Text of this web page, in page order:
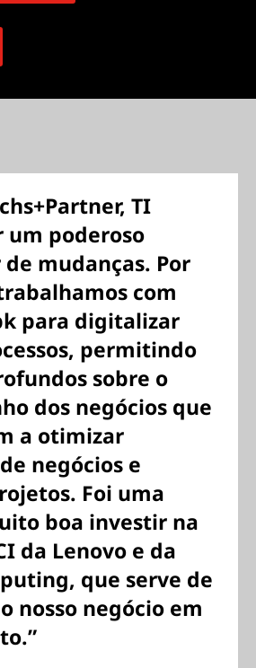
TI
um poderoso
mudanças. Por
com
para digitalizar
permitindo
sobre o
dos negócios que
a otimizar
negócios e
Foi uma
boa investir na
da Lenovo e da
que serve de
nosso negócio em